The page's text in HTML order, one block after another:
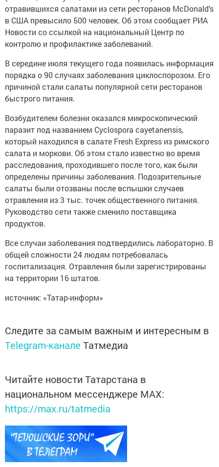
отравившихся салатами из сети ресторанов McDonald’s
в США превысило 500 человек. Об этом сообщает РИА
Новости со ссылкой на национальный Центр по
контролю и профилактике заболеваний.
В середине июля текущего года появилась информация
порядка о 90 случаях заболевания циклоспорозом. Его
причиной стали салаты популярной сети ресторанов
быстрого питания.
Возбудителем болезни оказался микроскопический
паразит под названием Cyclospora cayetanensis,
который находился в салате Fresh Express из римского
салата и моркови. Об этом стало известно во время
расследования, проходившего после того, как были
определены причины заболевания. Подозрительные
салаты были отозваны после вспышки случаев
отравления из 3 тыс. точек общественного питания.
Руководство сети также сменило поставщика
продуктов.
Все случаи заболевания подтвердились лабораторно. В
общей сложности 24 людям потребовалась
госпитализация. Отравления были зарегистрированы
на территории 16 штатов.
источник: «Татар-информ»
Следите за самым важным и интересным в
Telegram-канале Татмедиа
Читайте новости Татарстана в
национальном мессенджере MАХ:
https://max.ru/tatmedia